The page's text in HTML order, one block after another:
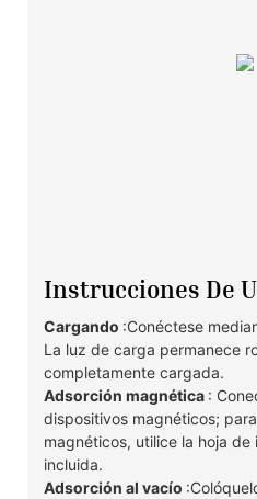
Instrucciones De
Cargando :Conéctese
La luz de carga permanece
completamente cargada.
Adsorción magnética :
dispositivos magnéticos;
magnéticos, utilice la hoja
incluida.
Adsorción al vacío